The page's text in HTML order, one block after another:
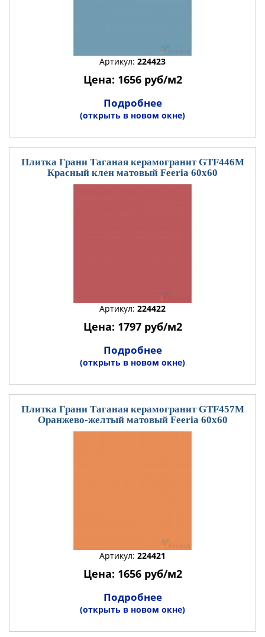
Артикул: 224423
Цена: 1656 руб/м2
Подробнее
(открыть в новом окне)
Плитка Грани Таганая керамогранит GTF446М
Красный клен матовый Feeria 60x60
Артикул: 224422
Цена: 1797 руб/м2
Подробнее
(открыть в новом окне)
Плитка Грани Таганая керамогранит GTF457М
Оранжево-желтый матовый Feeria 60x60
Артикул: 224421
Цена: 1656 руб/м2
Подробнее
(открыть в новом окне)